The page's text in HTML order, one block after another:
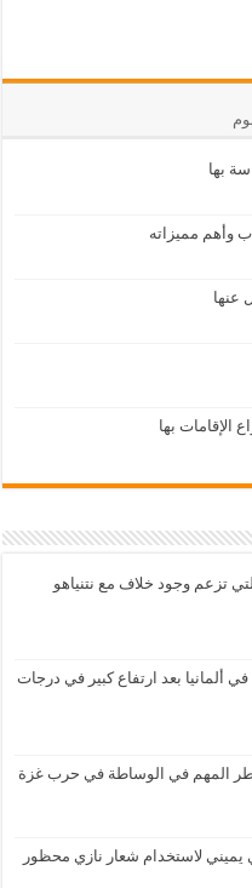
بها
وأهم مميزاته
الإقامات بها
تزعم وجود خلاف مع نتنياهو
بعد ارتفاع كبير في درجات
قطر المهم في الوساطة في حرب غزة
لاستخدام شعار نازي محظور